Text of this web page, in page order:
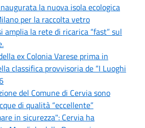
la nuova isola ecologica
per la raccolta vetro
la rete di ricarica “fast” sul
ex Colonia Varese prima in
classifica provvisoria de “I Luoghi
del Comune di Cervia sono
di qualità “eccellente”
in sicurezza": Cervia ha